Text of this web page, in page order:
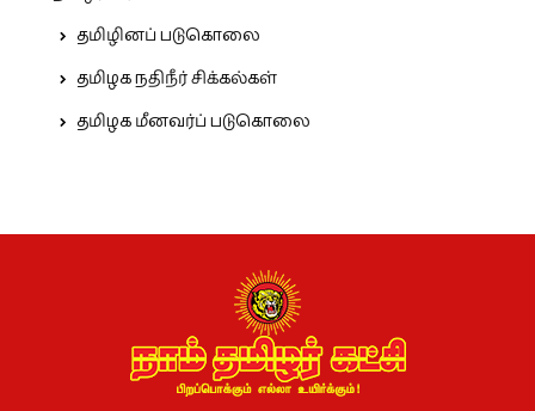
தமிழினப் படுகொலை
தமிழக நதிநீர் சிக்கல்கள்
தமிழக மீனவர்ப் படுகொலை